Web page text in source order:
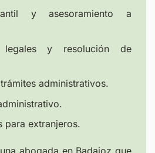
y asesoramiento a
legales y resolución de
administrativos.
para extranjeros.